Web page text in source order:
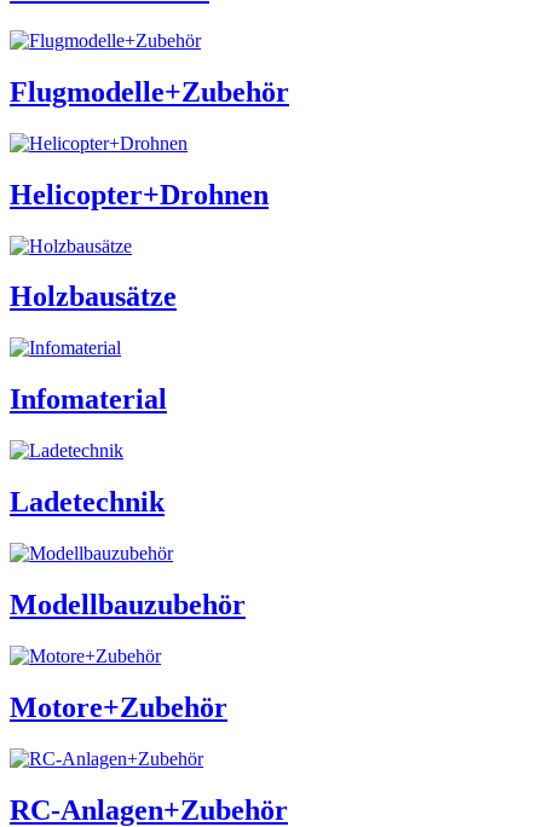
Flugmodelle+Zubehör
Helicopter+Drohnen
Holzbausätze
Infomaterial
Ladetechnik
Modellbauzubehör
Motore+Zubehör
RC-Anlagen+Zubehör